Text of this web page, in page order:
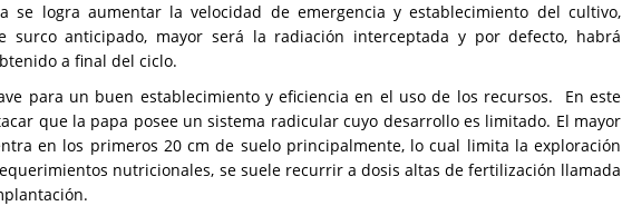
se logra aumentar la velocidad de emergencia y establecimiento del cultivo,
surco anticipado, mayor será la radiación interceptada y por defecto, habrá
a final del ciclo.
para un buen establecimiento y eficiencia en el uso de los recursos. En este
que la papa posee un sistema radicular cuyo desarrollo es limitado. El mayor
en los primeros 20 cm de suelo principalmente, lo cual limita la exploración
nutricionales, se suele recurrir a dosis altas de fertilización llamada